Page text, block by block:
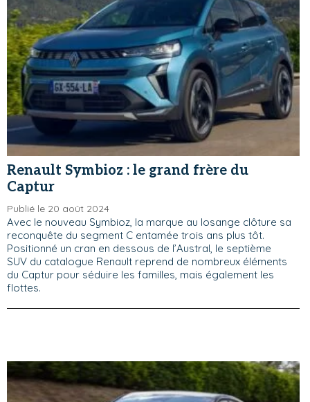
Renault Symbioz : le grand frère du
Captur
Publié le 20 août 2024
Avec le nouveau Symbioz, la marque au losange clôture sa
reconquête du segment C entamée trois ans plus tôt.
Positionné un cran en dessous de l’Austral, le septième
SUV du catalogue Renault reprend de nombreux éléments
du Captur pour séduire les familles, mais également les
flottes.